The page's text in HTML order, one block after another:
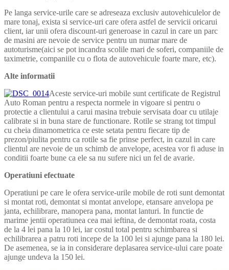
Pe langa service-urile care se adreseaza exclusiv autovehiculelor de
mare tonaj, exista si service-uri care ofera astfel de servicii oricarui
client, iar unii ofera discount-uri generoase in cazul in care un parc
de masini are nevoie de service pentru un numar mare de
autoturisme(aici se pot incandra scolile mari de soferi, companiile de
taximetrie, companiile cu o flota de autovehicule foarte mare, etc).
Alte informatii
Aceste service-uri mobile sunt certificate de Registrul
Auto Roman pentru a respecta normele in vigoare si pentru o
protectie a clientului a carui masina trebuie servisata doar cu utilaje
calibrate si in buna stare de functionare. Rotile se strang tot timpul
cu cheia dinamometrica ce este setata pentru fiecare tip de
prezon/piulita pentru ca rotile sa fie prinse perfect, in cazul in care
clientul are nevoie de un schimb de anvelope, acestea vor fi aduse in
conditii foarte bune ca ele sa nu sufere nici un fel de avarie.
Operatiuni efectuate
Operatiuni pe care le ofera service-urile mobile de roti sunt demontat
si montat roti, demontat si montat anvelope, etansare anvelopa pe
janta, echilibrare, manopera pana, montat lanturi. In functie de
marime jentii operatiunea cea mai ieftina, de demontat roata, costa
de la 4 lei pana la 10 lei, iar costul total pentru schimbarea si
echilibrarea a patru roti incepe de la 100 lei si ajunge pana la 180 lei.
De asemenea, se ia in considerare deplasarea service-ului care poate
ajunge undeva la 150 lei.